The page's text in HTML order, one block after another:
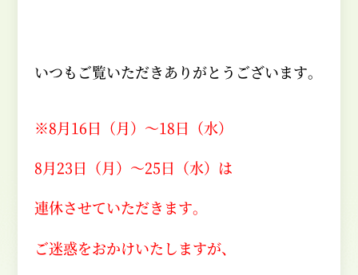
いつもご覧いただきありがとうございます。
※8月16日（月）～18日（水）
8月23日（月）～25日（水）は
連休させていただきます。
ご迷惑をおかけいたしますが、